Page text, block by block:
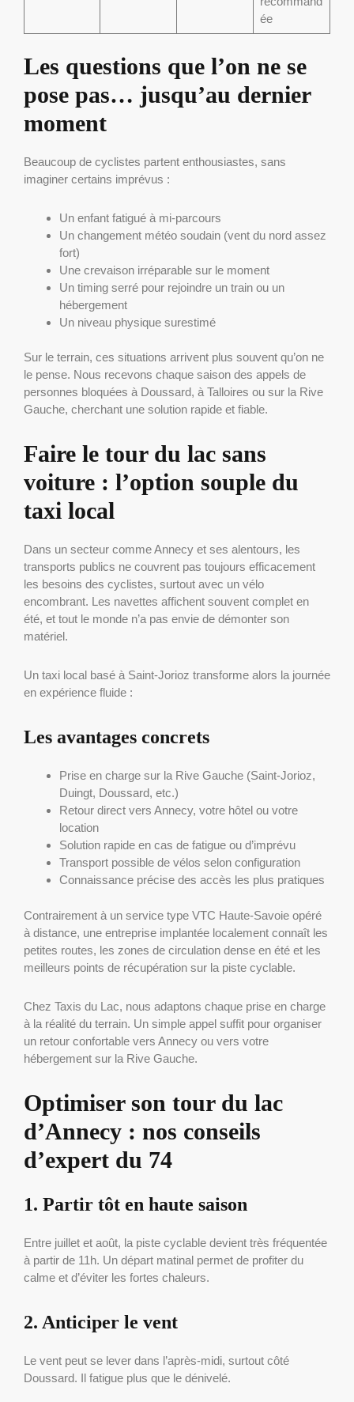
ée
Les questions que l’on ne se
pose pas… jusqu’au dernier
moment
Beaucoup de cyclistes partent enthousiastes, sans
imaginer certains imprévus :
Un enfant fatigué à mi-parcours
Un changement météo soudain (vent du nord assez
fort)
Une crevaison irréparable sur le moment
Un timing serré pour rejoindre un train ou un
hébergement
Un niveau physique surestimé
Sur le terrain, ces situations arrivent plus souvent qu’on ne
le pense. Nous recevons chaque saison des appels de
personnes bloquées à Doussard, à Talloires ou sur la Rive
Gauche, cherchant une solution rapide et fiable.
Faire le tour du lac sans
voiture : l’option souple du
taxi local
Dans un secteur comme Annecy et ses alentours, les
transports publics ne couvrent pas toujours efficacement
les besoins des cyclistes, surtout avec un vélo
encombrant. Les navettes affichent souvent complet en
été, et tout le monde n’a pas envie de démonter son
matériel.
Un taxi local basé à Saint-Jorioz transforme alors la journée
en expérience fluide :
Les avantages concrets
Prise en charge sur la Rive Gauche (Saint-Jorioz,
Duingt, Doussard, etc.)
Retour direct vers Annecy, votre hôtel ou votre
location
Solution rapide en cas de fatigue ou d’imprévu
Transport possible de vélos selon configuration
Connaissance précise des accès les plus pratiques
Contrairement à un service type VTC Haute-Savoie opéré
à distance, une entreprise implantée localement connaît les
petites routes, les zones de circulation dense en été et les
meilleurs points de récupération sur la piste cyclable.
Chez Taxis du Lac, nous adaptons chaque prise en charge
à la réalité du terrain. Un simple appel suffit pour organiser
un retour confortable vers Annecy ou vers votre
hébergement sur la Rive Gauche.
Optimiser son tour du lac
d’Annecy : nos conseils
d’expert du 74
1. Partir tôt en haute saison
Entre juillet et août, la piste cyclable devient très fréquentée
à partir de 11h. Un départ matinal permet de profiter du
calme et d’éviter les fortes chaleurs.
2. Anticiper le vent
Le vent peut se lever dans l’après-midi, surtout côté
Doussard. Il fatigue plus que le dénivelé.